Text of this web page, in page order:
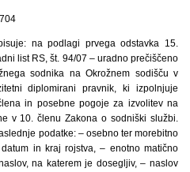
na podlagi prvega odstavka 15.
list RS, št. 94/07 – uradno prečiščeno
sodnika na Okrožnem sodišču v
diplomirani pravnik, ki izpolnjuje
in posebne pogoje za izvolitev na
v 10. členu Zakona o sodniški službi.
podatke: – osebno ter morebitno
in kraj rojstva, – enotno matično
na katerem je dosegljiv, – naslov